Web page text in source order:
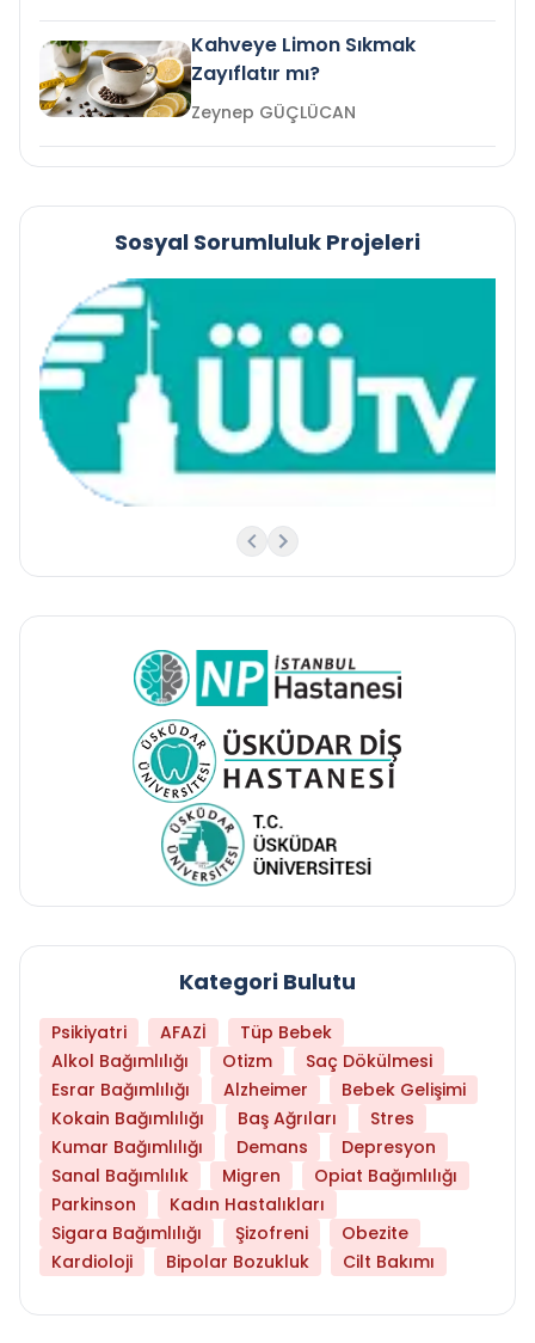
Kahveye Limon Sıkmak
Zayıflatır mı?
Zeynep GÜÇLÜCAN
Sosyal Sorumluluk Projeleri
Kategori Bulutu
Psikiyatri AFAZİ
Tüp Bebek
Alkol Bağımlılığı
Otizm
Saç Dökülmesi
Esrar Bağımlılığı
Alzheimer
Bebek Gelişimi
Kokain Bağımlılığı
Baş Ağrıları
Stres
Kumar Bağımlılığı
Demans
Depresyon
Sanal Bağımlılık
Migren
Opiat Bağımlılığı
Parkinson
Kadın Hastalıkları
Sigara Bağımlılığı
Şizofreni
Obezite
Kardioloji
Bipolar Bozukluk Cilt Bakımı